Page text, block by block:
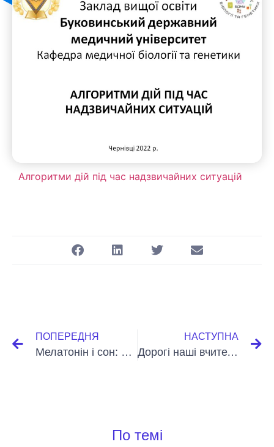
Алгоритми дій під час надзвичайних ситуацій
ПОПЕРЕДНЯ
Мелатонін і сон: як це працює?
НАСТУПНА
Дорогі наші вчителі!
По темі